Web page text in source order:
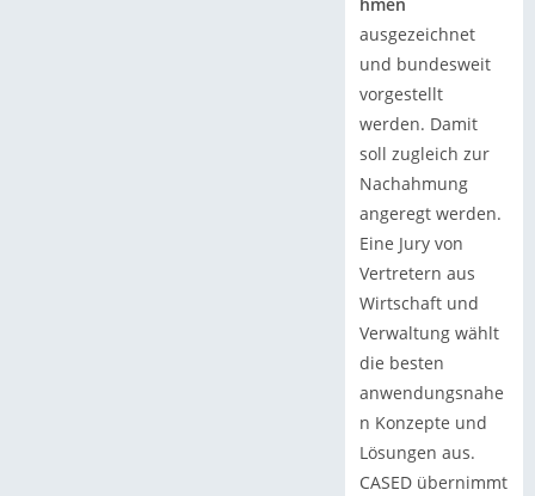
ausgezeichnet
und bundesweit
vorgestellt
werden. Damit
soll zugleich zur
Nachahmung
angeregt werden.
Eine Jury von
Vertretern aus
Wirtschaft und
Verwaltung wählt
die besten
anwendungsnahe
n Konzepte und
Lösungen aus.
CASED übernimmt